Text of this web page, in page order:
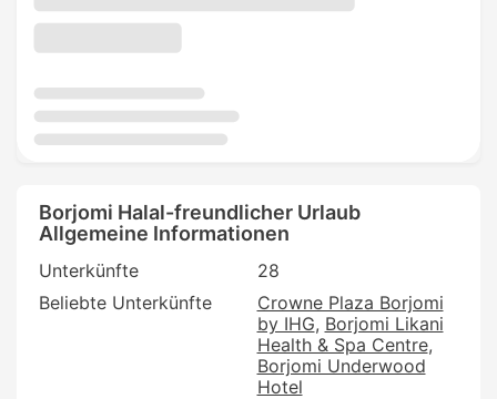
Borjomi Halal-freundlicher Urlaub
Allgemeine Informationen
Unterkünfte
28
Beliebte Unterkünfte
Crowne Plaza Borjomi
by IHG Borjomi Likani
Health & Spa Centre
Borjomi Underwood
Hotel